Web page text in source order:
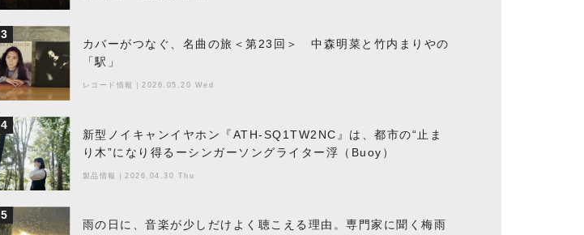
3
カバーがつなぐ、名曲の旅＜第23回＞ 中森明菜と竹内まりやの
「駅」
レコード情報 2026.05.20 Wed
4
新型ノイキャンイヤホン『ATH-SQ1TW2NC』は、都市の“止ま
り木”になり得るーシンガーソングライター浮（Buoy）
製品情報 2026.04.30 Thu
5
雨の日に、音楽が少しだけよく聴こえる理由。専門家に聞く梅雨